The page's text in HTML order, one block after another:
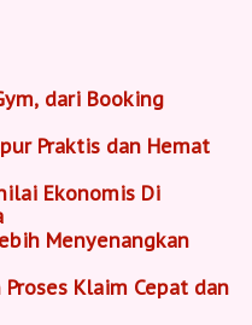
dari Booking
Praktis dan Hemat
Ekonomis Di
Menyenangkan
Klaim Cepat dan